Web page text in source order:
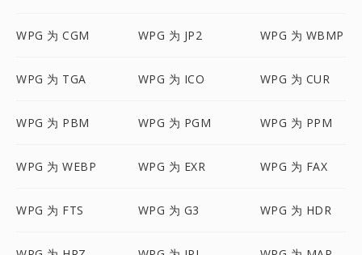
WPG 为 CGM WPG 为 JP2 WPG 为 WBMP
WPG 为 TGA WPG 为 ICO WPG 为 CUR
WPG 为 PBM WPG 为 PGM WPG 为 PPM
WPG 为 WEBP WPG 为 EXR WPG 为 FAX
WPG 为 FTS WPG 为 G3 WPG 为 HDR